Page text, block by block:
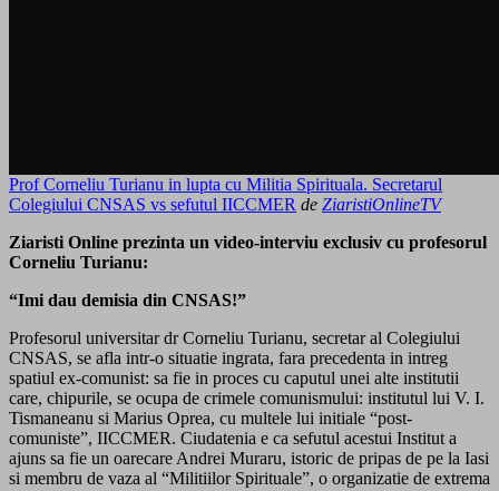
Prof Corneliu Turianu in lupta cu Militia Spirituala. Secretarul
Colegiului CNSAS vs sefutul IICCMER de ZiaristiOnlineTV
Ziaristi Online prezinta un video-interviu exclusiv cu profesorul
Corneliu Turianu:
“Imi dau demisia din CNSAS!”
Profesorul universitar dr Corneliu Turianu, secretar al Colegiului
CNSAS, se afla intr-o situatie ingrata, fara precedenta in intreg
spatiul ex-comunist: sa fie in proces cu caputul unei alte institutii
care, chipurile, se ocupa de crimele comunismului: institutul lui V. I.
Tismaneanu si Marius Oprea, cu multele lui initiale “post-
comuniste”, IICCMER. Ciudatenia e ca sefutul acestui Institut a
ajuns sa fie un oarecare Andrei Muraru, istoric de pripas de pe la Iasi
si membru de vaza al “Militiilor Spirituale”, o organizatie de extrema